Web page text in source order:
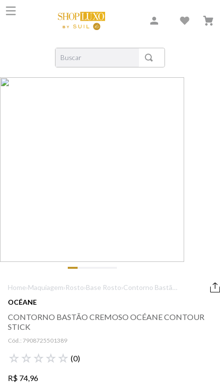
Buscar
Home›Maquiagem›Rosto›Base Rosto›Contorno Bastão
OCÉANE
CONTORNO BASTÃO CREMOSO OCÉANE CONTOUR
STICK
Cód.: 7908725501389
☆ ☆ ☆ ☆ ☆ (0)
R$ 74,96